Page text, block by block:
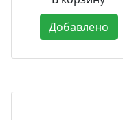
Добавлено